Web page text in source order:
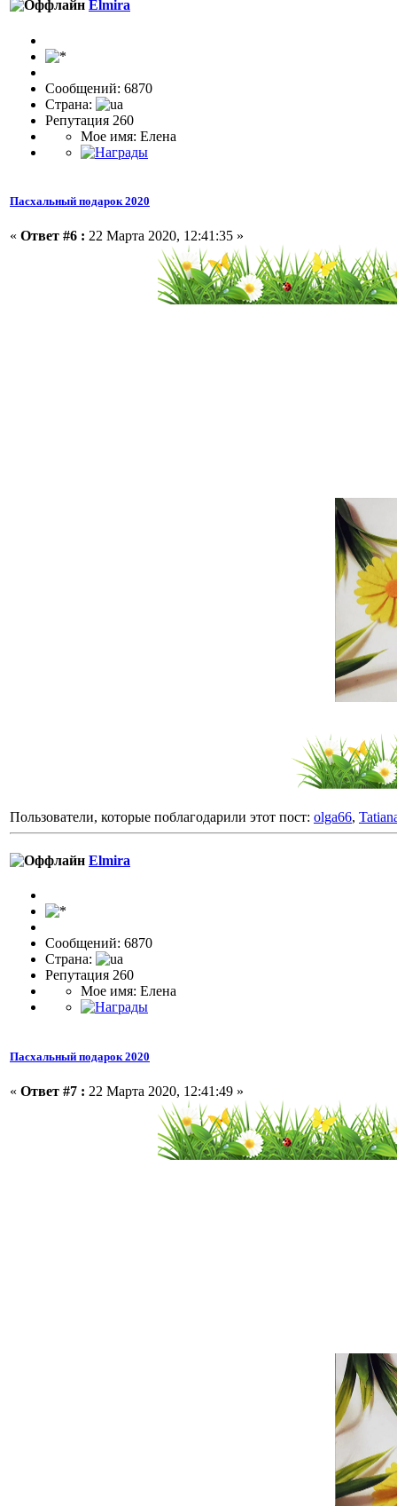
Elmira
Сообщений: 6870
Страна:
Репутация 260
Мое имя: Елена
Пасхальный подарок 2020
« Ответ #6 : 22 Марта 2020, 12:41:35 »
Пользователи, которые поблагодарили этот пост: olga66,
Elmira
Сообщений: 6870
Страна:
Репутация 260
Мое имя: Елена
Пасхальный подарок 2020
« Ответ #7 : 22 Марта 2020, 12:41:49 »